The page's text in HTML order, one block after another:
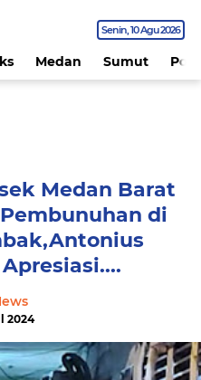
Senin 10 Agu 2026
Medan Sumut
Medan Barat
di
2024